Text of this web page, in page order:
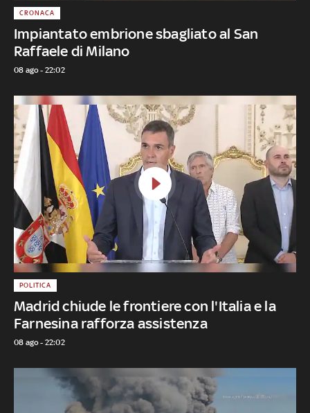
Impiantato embrione sbagliato al San
Raffaele di Milano
CRONACA
08 ago - 22:02
Madrid chiude le frontiere con l'Italia e la
Farnesina rafforza assistenza
POLITICA
08 ago - 22:02